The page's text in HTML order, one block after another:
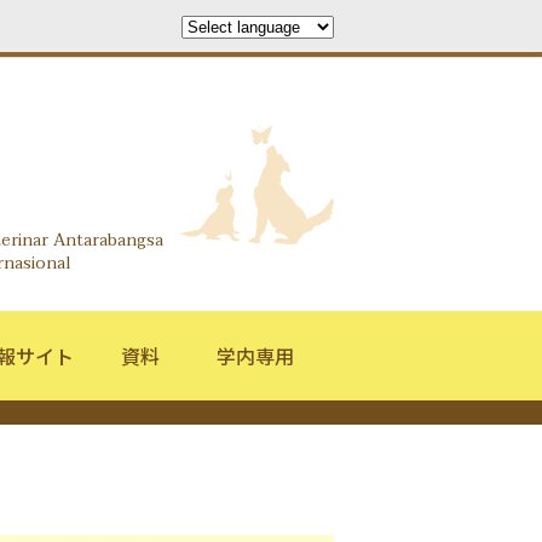
Information Center
Antarabangsa
サイト 資料 学内専用